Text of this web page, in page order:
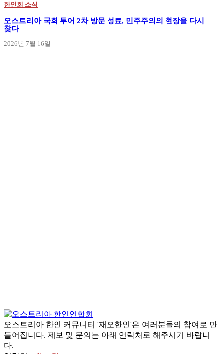
한인회 소식
오스트리아 국회 투어 2차 방문 성료, 민주주의의 현장을 다시
찾다
2026년 7월 16일
오스트리아 한인 커뮤니티 '재오한인'은 여러분들의 참여로 만
들어집니다. 제보 및 문의는 아래 연락처로 해주시기 바랍니
다.